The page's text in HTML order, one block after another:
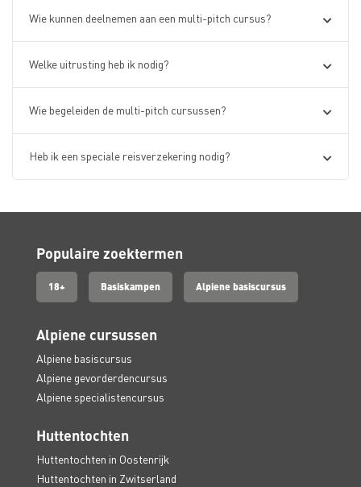
Wie kunnen deelnemen aan een multi-pitch cursus?
Welke uitrusting heb ik nodig?
Wie begeleiden de multi-pitch cursussen?
Heb ik een speciale reisverzekering nodig?
Populaire zoektermen
18+ Basiskampen Alpiene basiscursus
Alpiene cursussen
Alpiene basiscursus
Alpiene gevorderdencursus
Alpiene specialistencursus
Huttentochten
Huttentochten in Oostenrijk
Huttentochten in Zwitserland